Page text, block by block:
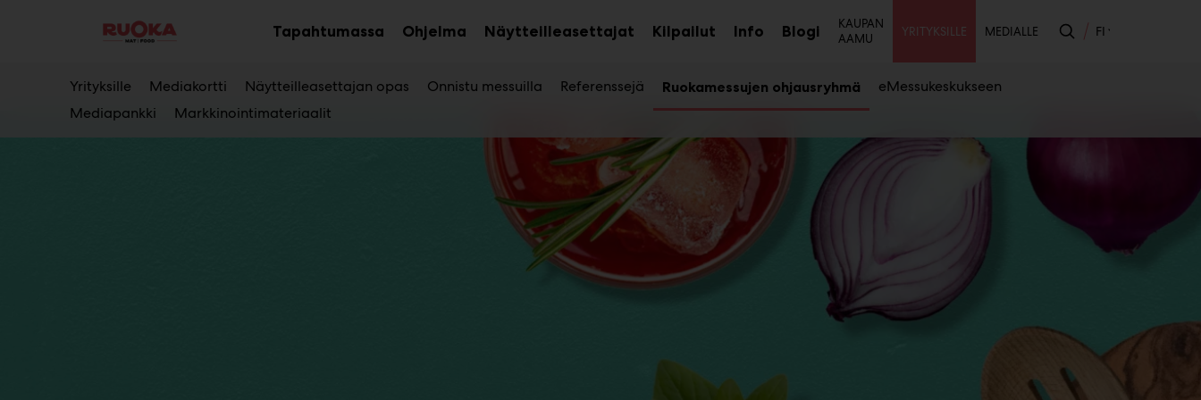
Main
TapahtumassaAvaaOhjelma Näytteilleasettajat KilpailutAvaaInfoAvaaBlogi Toissijainen
KAUPAN
AAMU
YRITYKSILLE
Yrityksille Mediakortti Näytteilleasettajan opas Onnistu messuilla Referenssejä Ruokamessujen ohjausryhmä
eMessukeskukseen
Mediapankki
Markkinointimateriaalit
MEDIALLE FI